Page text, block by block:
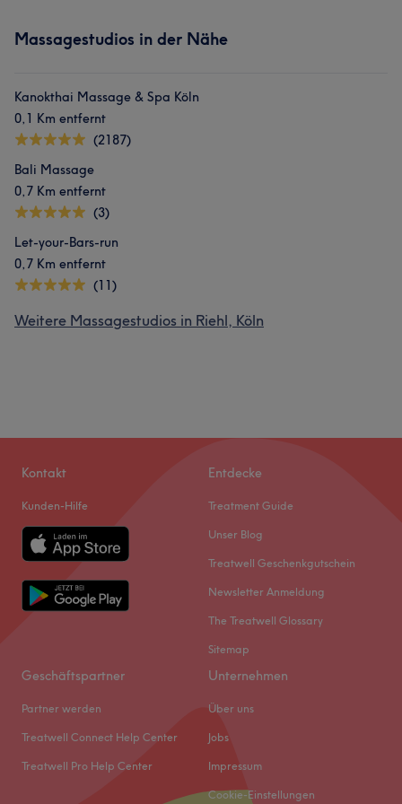
Massagestudios in der Nähe
Kanokthai Massage & Spa Köln
0,1 Km entfernt
(2187)
Bali Massage
0,7 Km entfernt
(3)
Let-your-Bars-run
0,7 Km entfernt
(11)
Weitere Massagestudios in Riehl, Köln
Kontakt
Kunden-Hilfe
Entdecke
Treatment Guide
Unser Blog
Treatwell Geschenkgutschein
Newsletter Anmeldung
The Treatwell Glossary
Sitemap
Geschäftspartner
Partner werden
Treatwell Connect Help Center
Treatwell Pro Help Center
Unternehmen
Über uns
Jobs
Impressum
Cookie-Einstellungen